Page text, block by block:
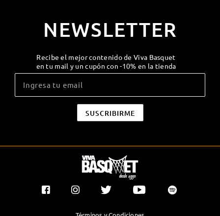
NEWSLETTER
Recibe el mejor contenido de Viva Basquet
en tu mail y un cupón con -10% en la tienda